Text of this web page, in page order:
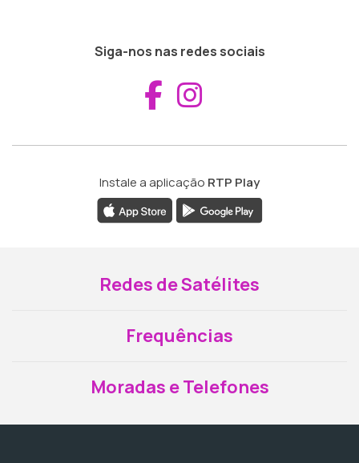
Siga-nos nas redes sociais
Aceder ao
Instale a aplicação RTP Play
Redes de Satélites
Frequências
Moradas e Telefones